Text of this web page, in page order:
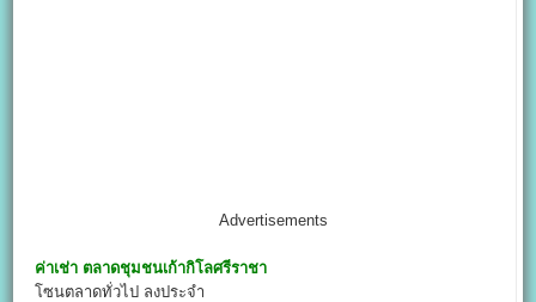
Advertisements
ค่าเช่า ตลาดชุมชนเก้ากิโลศรีราชา
โซนตลาดทั่วไป ลงประจำ